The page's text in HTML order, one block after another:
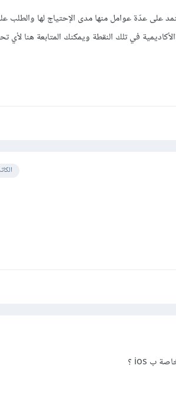
عدّة عوامل منها مدى الإحتياج لها والطلب
في تلك النقطة ويمكنك المتابعة هنا